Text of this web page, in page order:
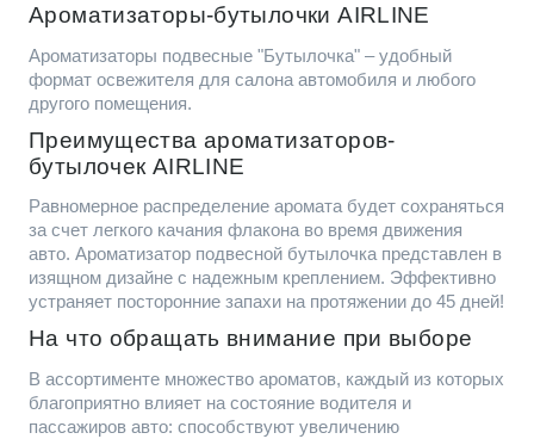
Ароматизаторы-бутылочки AIRLINE
Ароматизаторы подвесные "Бутылочка" – удобный
формат освежителя для салона автомобиля и любого
другого помещения.
Преимущества ароматизаторов-
бутылочек AIRLINE
Равномерное распределение аромата будет сохраняться
за счет легкого качания флакона во время движения
авто. Ароматизатор подвесной бутылочка представлен в
изящном дизайне с надежным креплением. Эффективно
устраняет посторонние запахи на протяжении до 45 дней!
На что обращать внимание при выборе
В ассортименте множество ароматов, каждый из которых
благоприятно влияет на состояние водителя и
пассажиров авто: способствуют увеличению